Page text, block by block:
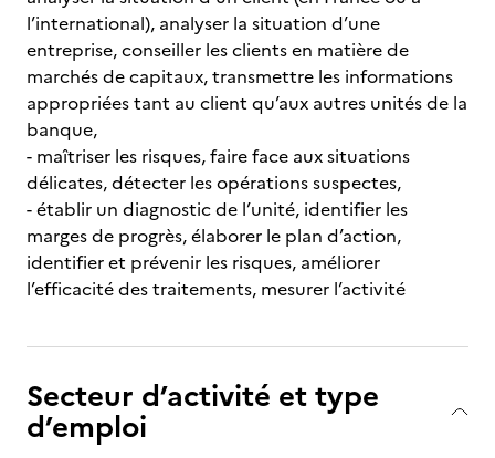
l’international), analyser la situation d’une
entreprise, conseiller les clients en matière de
marchés de capitaux, transmettre les informations
appropriées tant au client qu’aux autres unités de la
banque,
- maîtriser les risques, faire face aux situations
délicates, détecter les opérations suspectes,
- établir un diagnostic de l’unité, identifier les
marges de progrès, élaborer le plan d’action,
identifier et prévenir les risques, améliorer
l’efficacité des traitements, mesurer l’activité
Secteur d’activité et type
d’emploi